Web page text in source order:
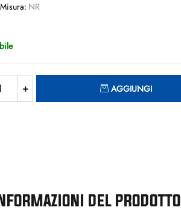
NR
AGGIUNGI
DEL PRODOTTO